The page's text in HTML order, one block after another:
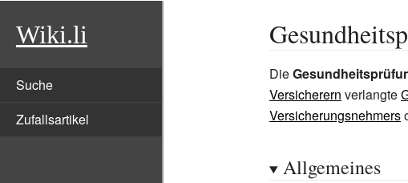
Wiki.li
Suche
Zufallsartikel
Die
Versicherern verlangte
Versicherungsnehmers
Allgemeines